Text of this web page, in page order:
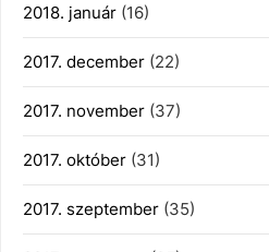
2018. január (16)
2017. december (22)
2017. november (37)
2017. október (31)
2017. szeptember (35)